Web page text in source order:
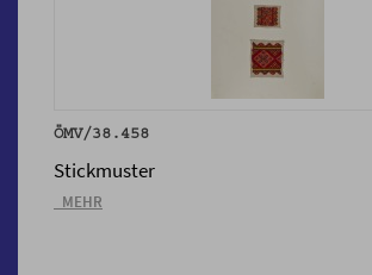
ÖMV/38.458
Stickmuster
_MEHR